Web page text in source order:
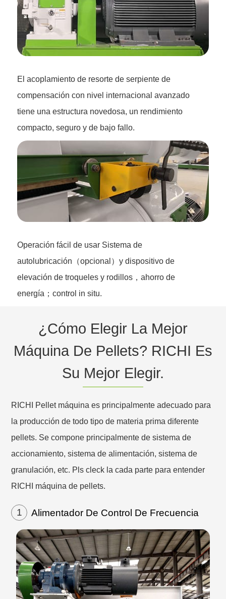
El acoplamiento de resorte de serpiente de
compensación con nivel internacional avanzado
tiene una estructura novedosa, un rendimiento
compacto, seguro y de bajo fallo.
Operación fácil de usar Sistema de
autolubricación（opcional）y dispositivo de
elevación de troqueles y rodillos，ahorro de
energía；control in situ.
¿Cómo Elegir La Mejor
Máquina De Pellets? RICHI Es
Su Mejor Elegir.
RICHI Pellet máquina es principalmente adecuado para
la producción de todo tipo de materia prima diferente
pellets. Se compone principalmente de sistema de
accionamiento, sistema de alimentación, sistema de
granulación, etc. Pls cleck la cada parte para entender
RICHI máquina de pellets.
Alimentador De Control De Frecuencia
1